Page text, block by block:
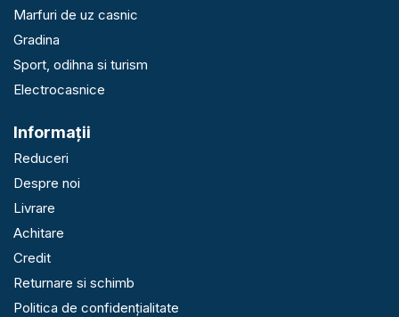
Marfuri de uz casnic
Gradina
Sport, odihna si turism
Electrocasnice
Informaţii
Reduceri
Despre noi
Livrare
Achitare
Credit
Returnare si schimb
Politica de confidențialitate